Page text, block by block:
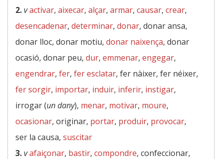
2.vactivar, aixecar, alçar, armar, causar, crear,
desencadenar, determinar, donar, donar ansa,
donar lloc, donar motiu, donar naixença, donar
ocasió, donar peu, dur, emmenar, engegar,
engendrar, fer, fer esclatar, fer nàixer, fer néixer,
fer sorgir, importar, induir, inferir, instigar,
irrogar (un dany), menar, motivar, moure,
ocasionar, originar, portar, produir, provocar,
ser la causa, suscitar
3.vafaiçonar, bastir, compondre, confeccionar,